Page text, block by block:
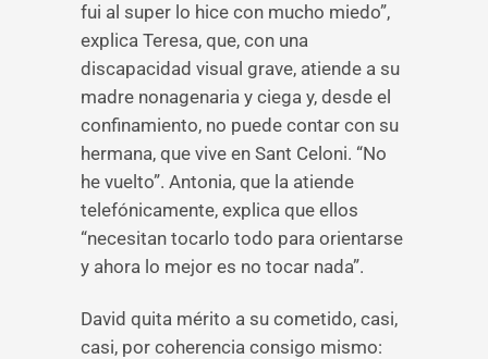
fui al super lo hice con mucho miedo”,
explica Teresa, que, con una
discapacidad visual grave, atiende a su
madre nonagenaria y ciega y, desde el
confinamiento, no puede contar con su
hermana, que vive en Sant Celoni. “No
he vuelto”. Antonia, que la atiende
telefónicamente, explica que ellos
“necesitan tocarlo todo para orientarse
y ahora lo mejor es no tocar nada”.
David quita mérito a su cometido, casi,
casi, por coherencia consigo mismo: